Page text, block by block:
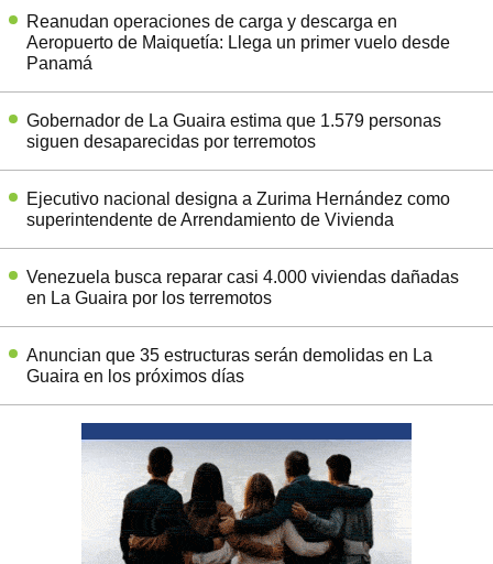
Reanudan operaciones de carga y descarga en
Aeropuerto de Maiquetía: Llega un primer vuelo desde
Panamá
Gobernador de La Guaira estima que 1.579 personas
siguen desaparecidas por terremotos
Ejecutivo nacional designa a Zurima Hernández como
superintendente de Arrendamiento de Vivienda
Venezuela busca reparar casi 4.000 viviendas dañadas
en La Guaira por los terremotos
Anuncian que 35 estructuras serán demolidas en La
Guaira en los próximos días